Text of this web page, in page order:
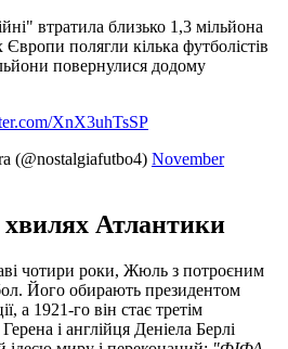
втратила близько 1,3 мільйона
полягли кілька футболістів
повернулися додому
XnX3uhTsSP
(@nostalgiafutbo4) November
Атлантики
чотири роки, Жюль з потроєним
Його обирають президентом
а 1921-го він стає третім
і англійця Деніела Берлі